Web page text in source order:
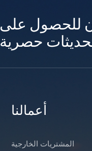
للحصول على
أعمالنا
المشتريات الخارجية